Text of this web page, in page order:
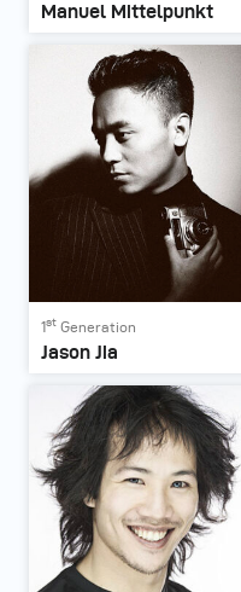
Manuel Mittelpunkt
1st Generation
Jason Jia